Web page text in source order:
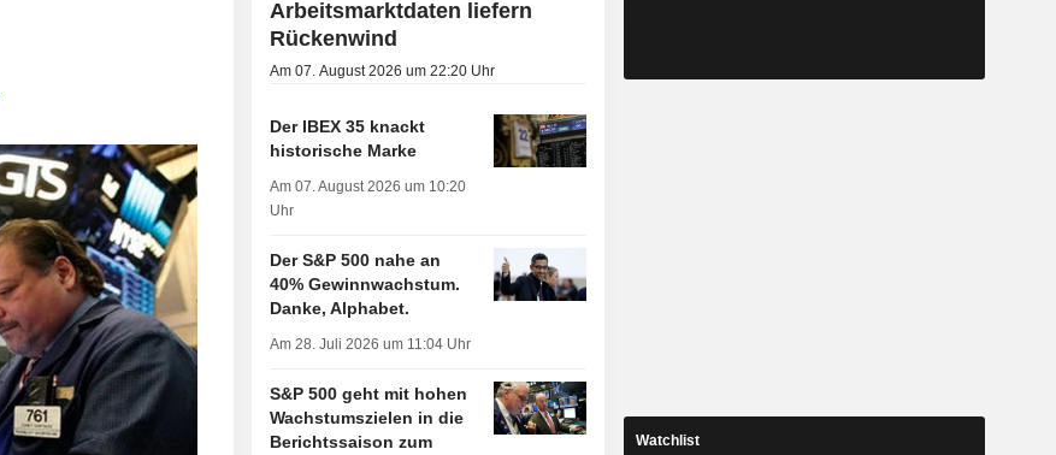
Arbeitsmarktdaten liefern
Rückenwind
Am 07. August 2026 um 22:20 Uhr
Der IBEX 35 knackt
historische Marke
Am 07. August 2026 um 10:20
Uhr
Der S&P 500 nahe an
40% Gewinnwachstum.
Danke, Alphabet.
Am 28. Juli 2026 um 11:04 Uhr
S&P 500 geht mit hohen
Wachstumszielen in die
Berichtssaison zum
Watchlist